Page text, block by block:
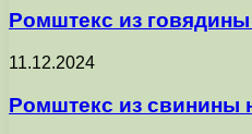
Ромштекс из
11.12.2024
Ромштекс из свинины